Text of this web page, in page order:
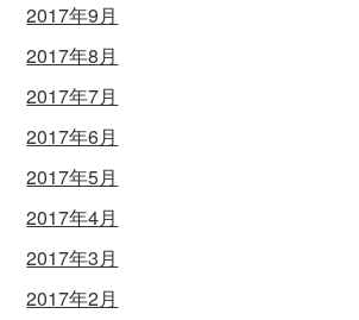
2017年9月
2017年8月
2017年7月
2017年6月
2017年5月
2017年4月
2017年3月
2017年2月